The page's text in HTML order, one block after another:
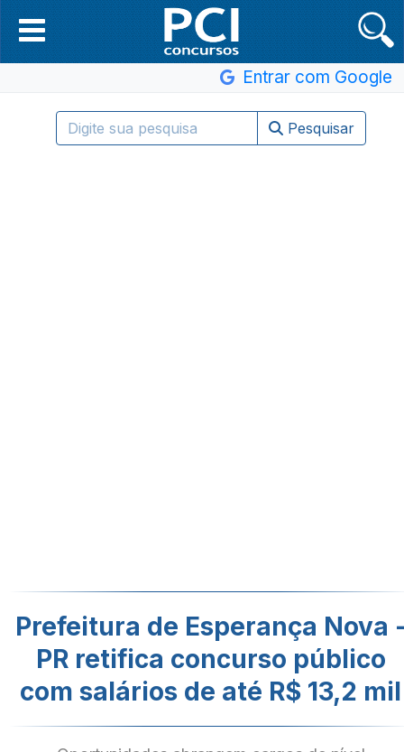
Entrar com Google
Pesquisar
Prefeitura de Esperança Nova
PR retifica concurso público
com salários de até R$ 13,2 mil